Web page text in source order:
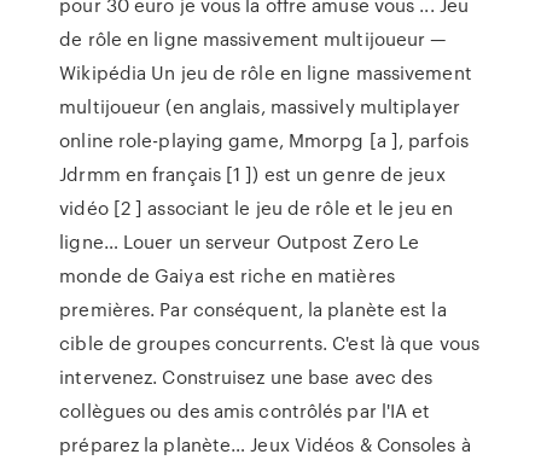
de rôle en ligne massivement multijoueur —
Wikipédia Un jeu de rôle en ligne massivement
multijoueur (en anglais, massively multiplayer
online role-playing game, Mmorpg [a ], parfois
Jdrmm en français [1 ]) est un genre de jeux
vidéo [2 ] associant le jeu de rôle et le jeu en
ligne… Louer un serveur Outpost ZeroLe
monde de Gaiya est riche en matières
premières. Par conséquent, la planète est la
cible de groupes concurrents. C'est là que vous
intervenez. Construisez une base avec des
collègues ou des amis contrôlés par l'IA et
préparez la planète…Jeux Vidéos & Consoles à